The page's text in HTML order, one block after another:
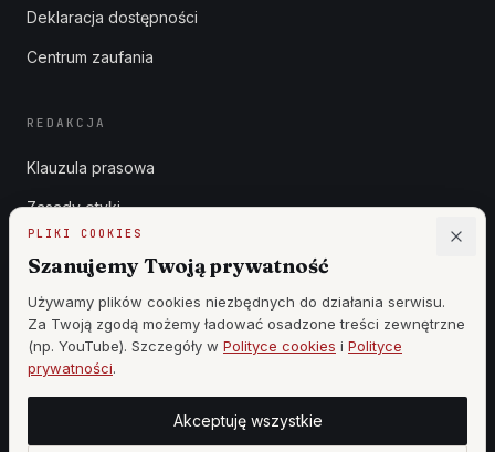
PLIKI COOKIES
Szanujemy Twoją prywatność
Używamy plików cookies niezbędnych do działania serwisu.
Za Twoją zgodą możemy ładować osadzone treści zewnętrzne
(np. YouTube). Szczegóły w Polityce cookies i Polityce
prywatności.
Akceptuję wszystkie
Deklaracja dostępności
Centrum zaufania
REDAKCJA
Klauzula prasowa
Zasady etyki
Cennik